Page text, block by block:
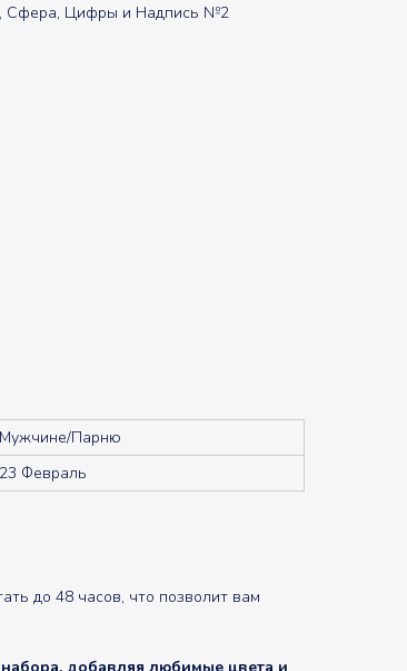
Сфера, Цифры и Надпись №2
Мужчине/Парню
23 Февраль
до 48 часов, что позволит вам
добавляя любимые цвета и